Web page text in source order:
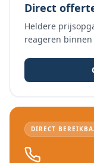
Direct
Heldere
reageren binnen
DIRECT